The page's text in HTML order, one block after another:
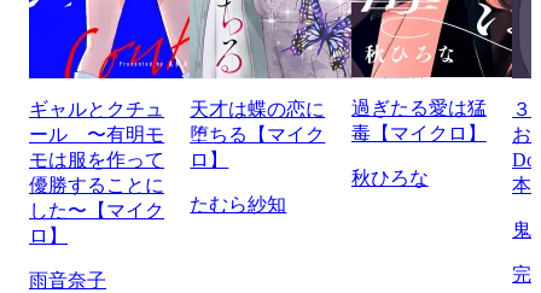
ギャルとクチュ
ール 〜有明モ
モは服を作って
優勝することに
した〜【マイク
ロ】
雨音奈子
天才は蝶の恋に
堕ちる【マイク
ロ】
たむら紗知
過ぎたる愛は猛
毒【マイクロ】
秋ひろな
３
お
本
鬼
完